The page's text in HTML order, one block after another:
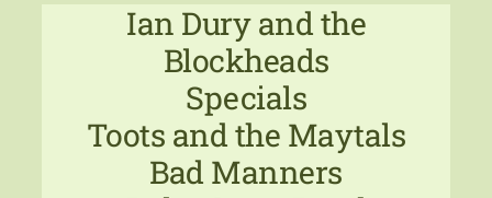
Ian Dury and the
Blockheads
Specials
Toots and the Maytals
Bad Manners